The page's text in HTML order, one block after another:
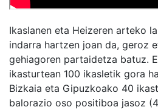
Ikaslanen eta Heizeren arteko
indarra hartzen joan da, geroz
gehiagoren partaidetza batuz.
ikasturtean 100 ikasletik gora
Bizkaia eta Gipuzkoako 40
balorazio oso positiboa jasoz